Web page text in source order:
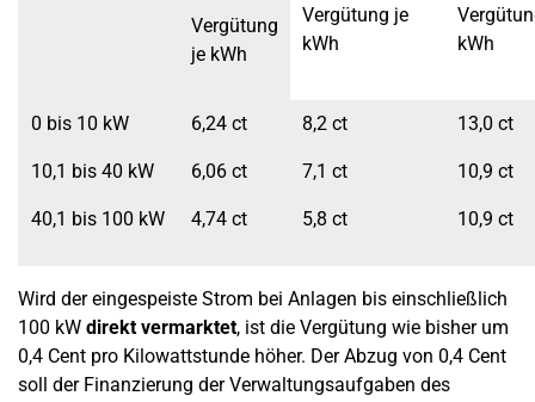
Vergütung
je kWh
Vergütung je
kWh
kWh
0 bis 10 kW
10,1 bis 40 kW
40,1 bis 100 kW
6,24 ct
6,06 ct
4,74 ct
8,2 ct
7,1 ct
5,8 ct
13,0 ct
10,9 ct
10,9 ct
Wird der eingespeiste Strom bei Anlagen bis einschließlich
100 kW direkt vermarktet, ist die Vergütung wie bisher um
0,4 Cent pro Kilowattstunde höher. Der Abzug von 0,4 Cent
soll der Finanzierung der Verwaltungsaufgaben des